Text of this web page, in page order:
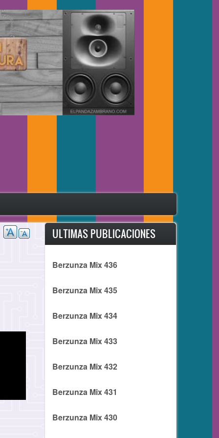
ULTIMAS PUBLICACIONES
Berzunza Mix 436
Berzunza Mix 435
Berzunza Mix 434
Berzunza Mix 433
Berzunza Mix 432
Berzunza Mix 431
Berzunza Mix 430